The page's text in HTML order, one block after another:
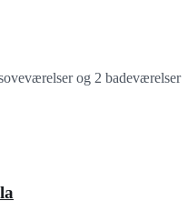
og 2 badeværelser